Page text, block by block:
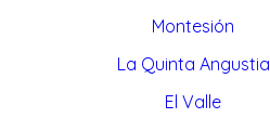
Montesión
La Quinta Angustia
El Valle